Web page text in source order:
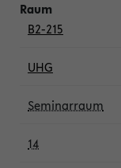
B2-215
UHG
Seminarraum
14